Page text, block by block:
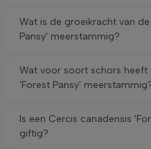
Wat is de groeikracht van
Pansy' meerstammig?
Wat voor soort schors heeft
'Forest Pansy'
Is een Cercis canadensis
giftig?